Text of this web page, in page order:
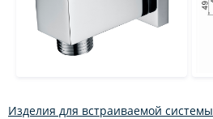
Изделия для встраиваемой системы